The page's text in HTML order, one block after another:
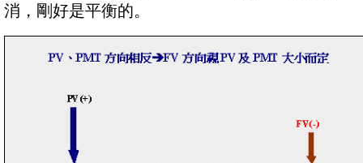
消，剛好是平衡的。